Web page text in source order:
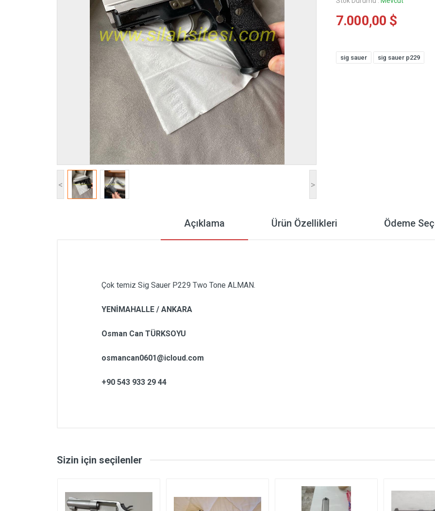
ÇELİK YELEK
AV MALZEMELERİ
ÖZEL GÜVENLİK MALZEMELERİ
SİLAH PERMİ HAKKI
KAMP MALZEMELERİ
DİĞER ÜRÜNLER
< >
7.000,00 $
sig sauer sig sauer p229
Açıklama Ürün Özellikleri Ödeme
Çok temiz Sig Sauer P229 Two Tone ALMAN.
YENİMAHALLE / ANKARA
Osman Can TÜRKSOYU
osmancan0601@icloud.com
+90 543 933 29 44
Şarjör Kapasitesi
Toplam Genişlik
Sizin için seçilenler